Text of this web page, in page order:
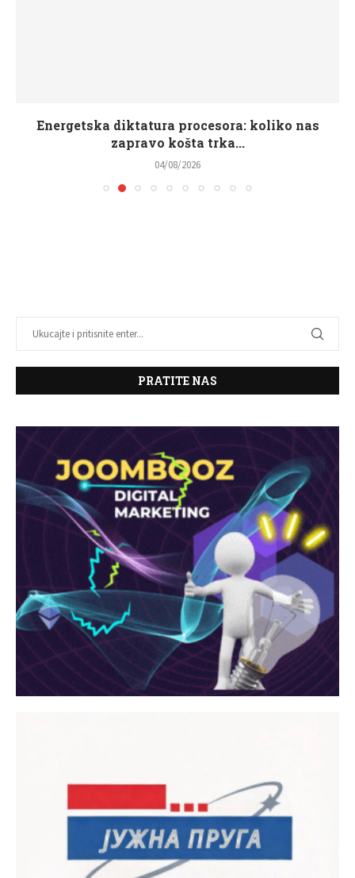
Energetska diktatura procesora: koliko nas
zapravo košta trka...
04/08/2026
PRATITE NAS